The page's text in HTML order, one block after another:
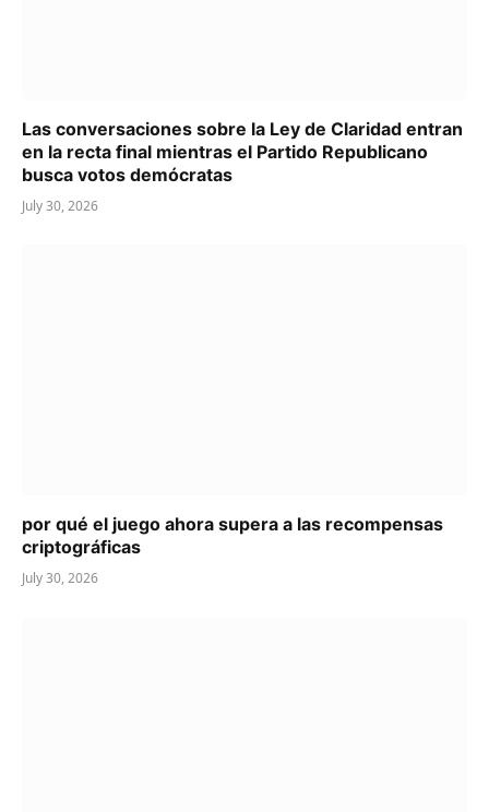
Las conversaciones sobre la Ley de Claridad entran
en la recta final mientras el Partido Republicano
busca votos demócratas
July 30, 2026
por qué el juego ahora supera a las recompensas
criptográficas
July 30, 2026